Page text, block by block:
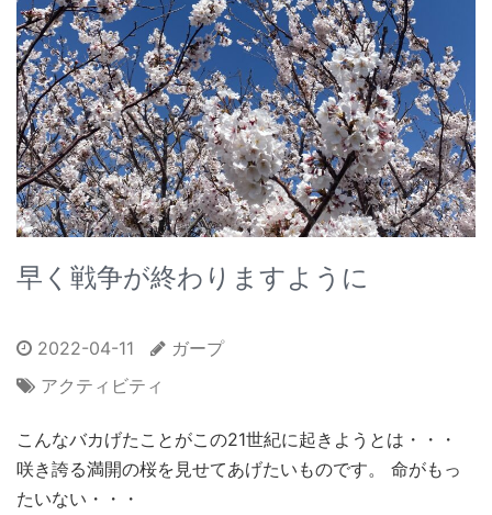
早く戦争が終わりますように
2022-04-11
ガープ
アクティビティ
こんなバカげたことがこの21世紀に起きようとは・・・
咲き誇る満開の桜を見せてあげたいものです。 命がもっ
たいない・・・